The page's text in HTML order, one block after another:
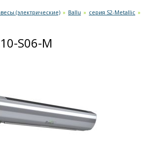
(электрические) » Ballu » серия S2-Metallic »
S06-M